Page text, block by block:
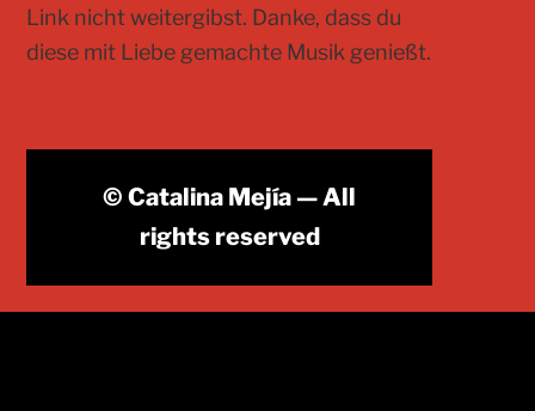
Link nicht weitergibst. Danke, dass du
diese mit Liebe gemachte Musik genießt.
© Catalina Mejía — All
rights reserved